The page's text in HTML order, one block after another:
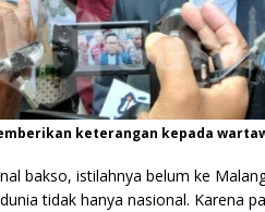
keterangan kepada
bakso, istilahnya belum ke
tidak hanya nasional. Karena